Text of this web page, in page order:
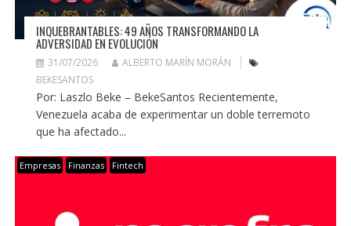
INQUEBRANTABLES: 49 AÑOS TRANSFORMANDO LA
ADVERSIDAD EN EVOLUCIÓN
31/07/2026
ALBERTO MARÍN MORÁN
BEKESANTOS
Por: Laszlo Beke – BekeSantos Recientemente,
Venezuela acaba de experimentar un doble terremoto
que ha afectado...
Empresas Finanzas Fintech